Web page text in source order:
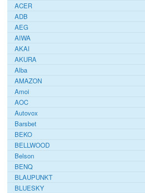
ACER
ADB
AEG
AIWA
AKAI
AKURA
Alba
AMAZON
Amoi
AOC
Autovox
Barsbet
BEKO
BELLWOOD
Belson
BENQ
BLAUPUNKT
BLUESKY